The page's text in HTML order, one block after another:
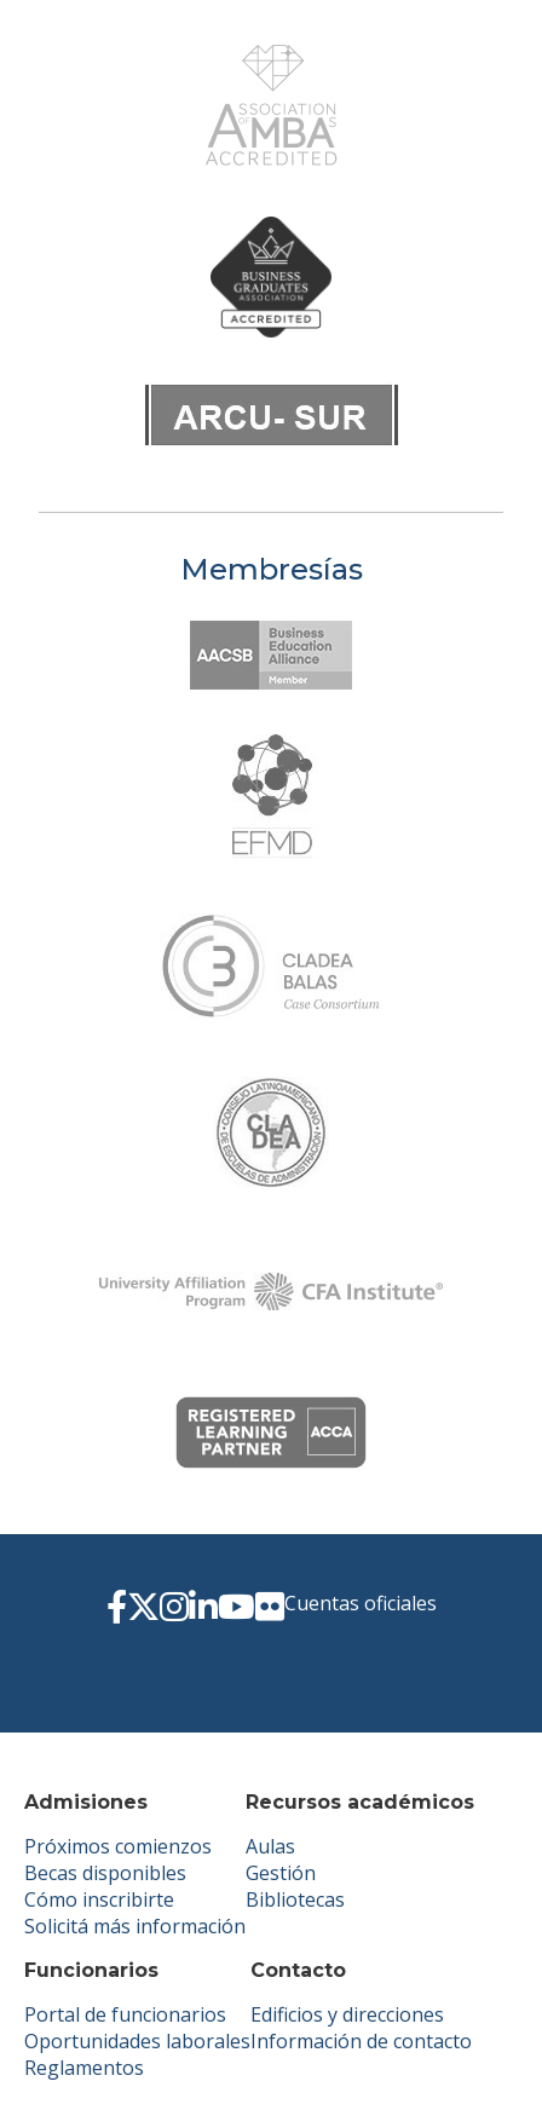
Membresías
Admisiones
Próximos comienzos
Becas disponibles
Cómo inscribirte
Solicitá más información
Recursos académicos
Aulas
Gestión
Bibliotecas
Funcionarios
Portal de funcionarios
Oportunidades laborales
Reglamentos
Contacto
Edificios y direcciones
Información de contacto
Cuentas oficiales